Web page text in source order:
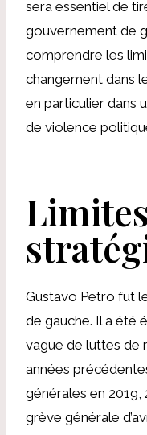
sera essentiel de
gouvernement de
comprendre les
changement dans
en particulier dans
de violence
Gustavo Petro fut
de gauche. Il a été
vague de luttes de
années
générales en 2019,
grève générale